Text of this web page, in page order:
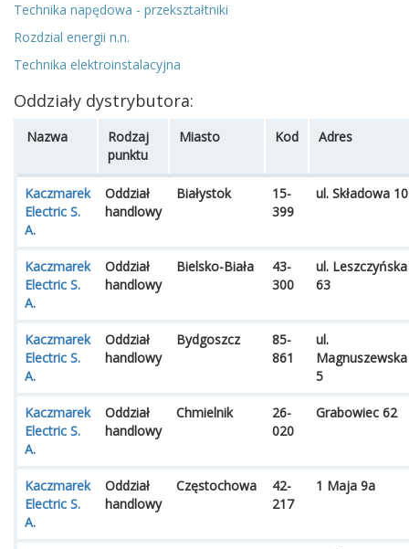
Technika napędowa - przekształtniki
Rozdzial energii n.n.
Technika elektroinstalacyjna
Oddziały dystrybutora:
Nazwa
Rodzaj
punktu
Miasto Kod Adres
Kaczmarek
Electric S.
A.
Oddział
handlowy
Białystok
15-
399
ul. Składowa 10
Kaczmarek
Electric S.
A.
Oddział
handlowy
Bielsko-Biała
43-
300
ul. Leszczyńska
63
Kaczmarek
Electric S.
A.
Oddział
handlowy
Bydgoszcz
85-
861
ul.
Magnuszewska
5
Kaczmarek
Electric S.
A.
Oddział
handlowy
Chmielnik
26-
020
Grabowiec 62
Kaczmarek
Electric S.
A.
Oddział
handlowy
Częstochowa
42-
217
1 Maja 9a